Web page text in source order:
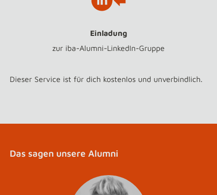
Einladung
zur iba-Alumni-LinkedIn-Gruppe
Dieser Service ist für dich kostenlos und unverbindlich.
Das sagen unsere Alumni